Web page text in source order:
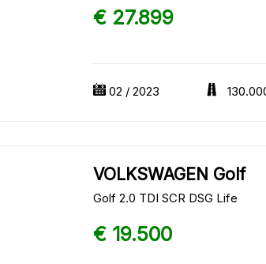
€ 27.899
02 / 2023
VOLKSWAGEN Golf
Golf 2.0 TDI SCR DSG Life
€ 19.500